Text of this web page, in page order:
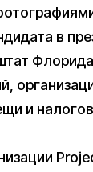
в
и